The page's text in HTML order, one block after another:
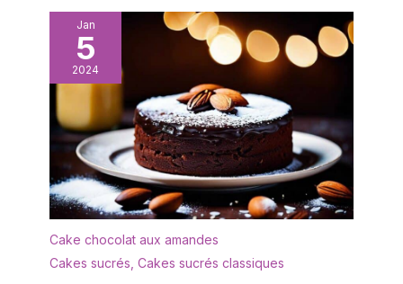
assiette pour les fêtes,
buffet, barbecue, tout
événement. Ce plat est
parfait pour les repas, le
pain, les fruits, les
gâteaux, les olives, les
sushis, les desserts ou
comme pièce maîtresse
au milieu de la table
vaisselle ou nettoyez-le
simplement avec un peu
d'eau savonneuse.
Multifonctionnel : avec un
grain attrayant, cette
belle assiette à l'aspect
naturel apporte une
touche chaleureuse et
riche à toute table ou
présentation d'aliments
pour toute occasion.
Utilisez-le dans votre
cuisine pour la
assiette pour les fêtes,
Jan
5
2024
Cake chocolat aux amandes
Cakes sucrés Cakes sucrés classiques